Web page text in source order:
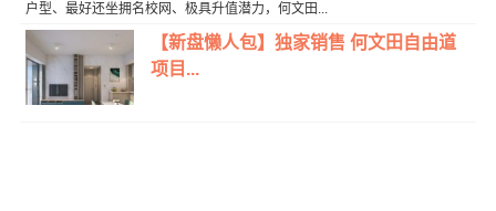
户型、最好还坐拥名校网、极具升值潜力，何文田...
【新盘懒人包】独家销售 何文田自由道
项目...